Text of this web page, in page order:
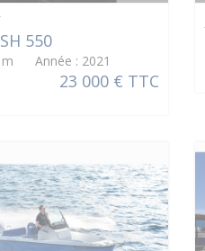
550
m Année : 2021
23 000 € TTC